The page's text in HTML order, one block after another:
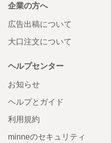
企業の方へ
広告出稿について
大口注文について
ヘルプセンター
お知らせ
ヘルプとガイド
利用規約
minneのセキュリティ